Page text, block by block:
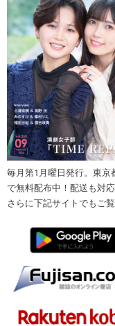
毎月第1月曜日発行。東京
で無料配布中！配送も対応
さらに下記サイトでもご